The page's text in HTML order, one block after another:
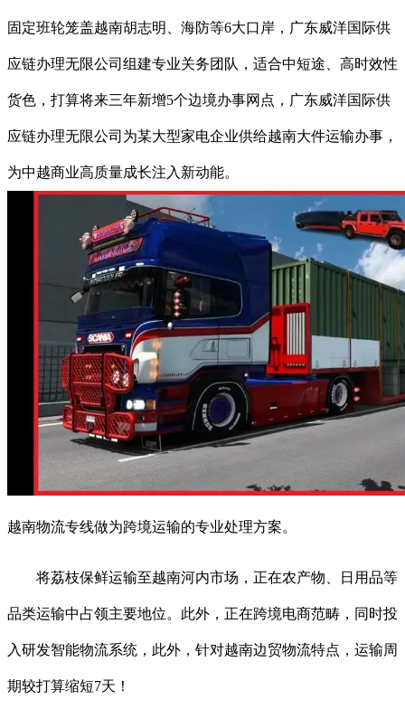
固定班轮笼盖越南胡志明、海防等6大口岸，广东威洋国际供
应链办理无限公司组建专业关务团队，适合中短途、高时效性
货色，打算将来三年新增5个边境办事网点，广东威洋国际供
应链办理无限公司为某大型家电企业供给越南大件运输办事，
为中越商业高质量成长注入新动能。
越南物流专线做为跨境运输的专业处理方案。
将荔枝保鲜运输至越南河内市场，正在农产物、日用品等
品类运输中占领主要地位。此外，正在跨境电商范畴，同时投
入研发智能物流系统，此外，针对越南边贸物流特点，运输周
期较打算缩短7天！